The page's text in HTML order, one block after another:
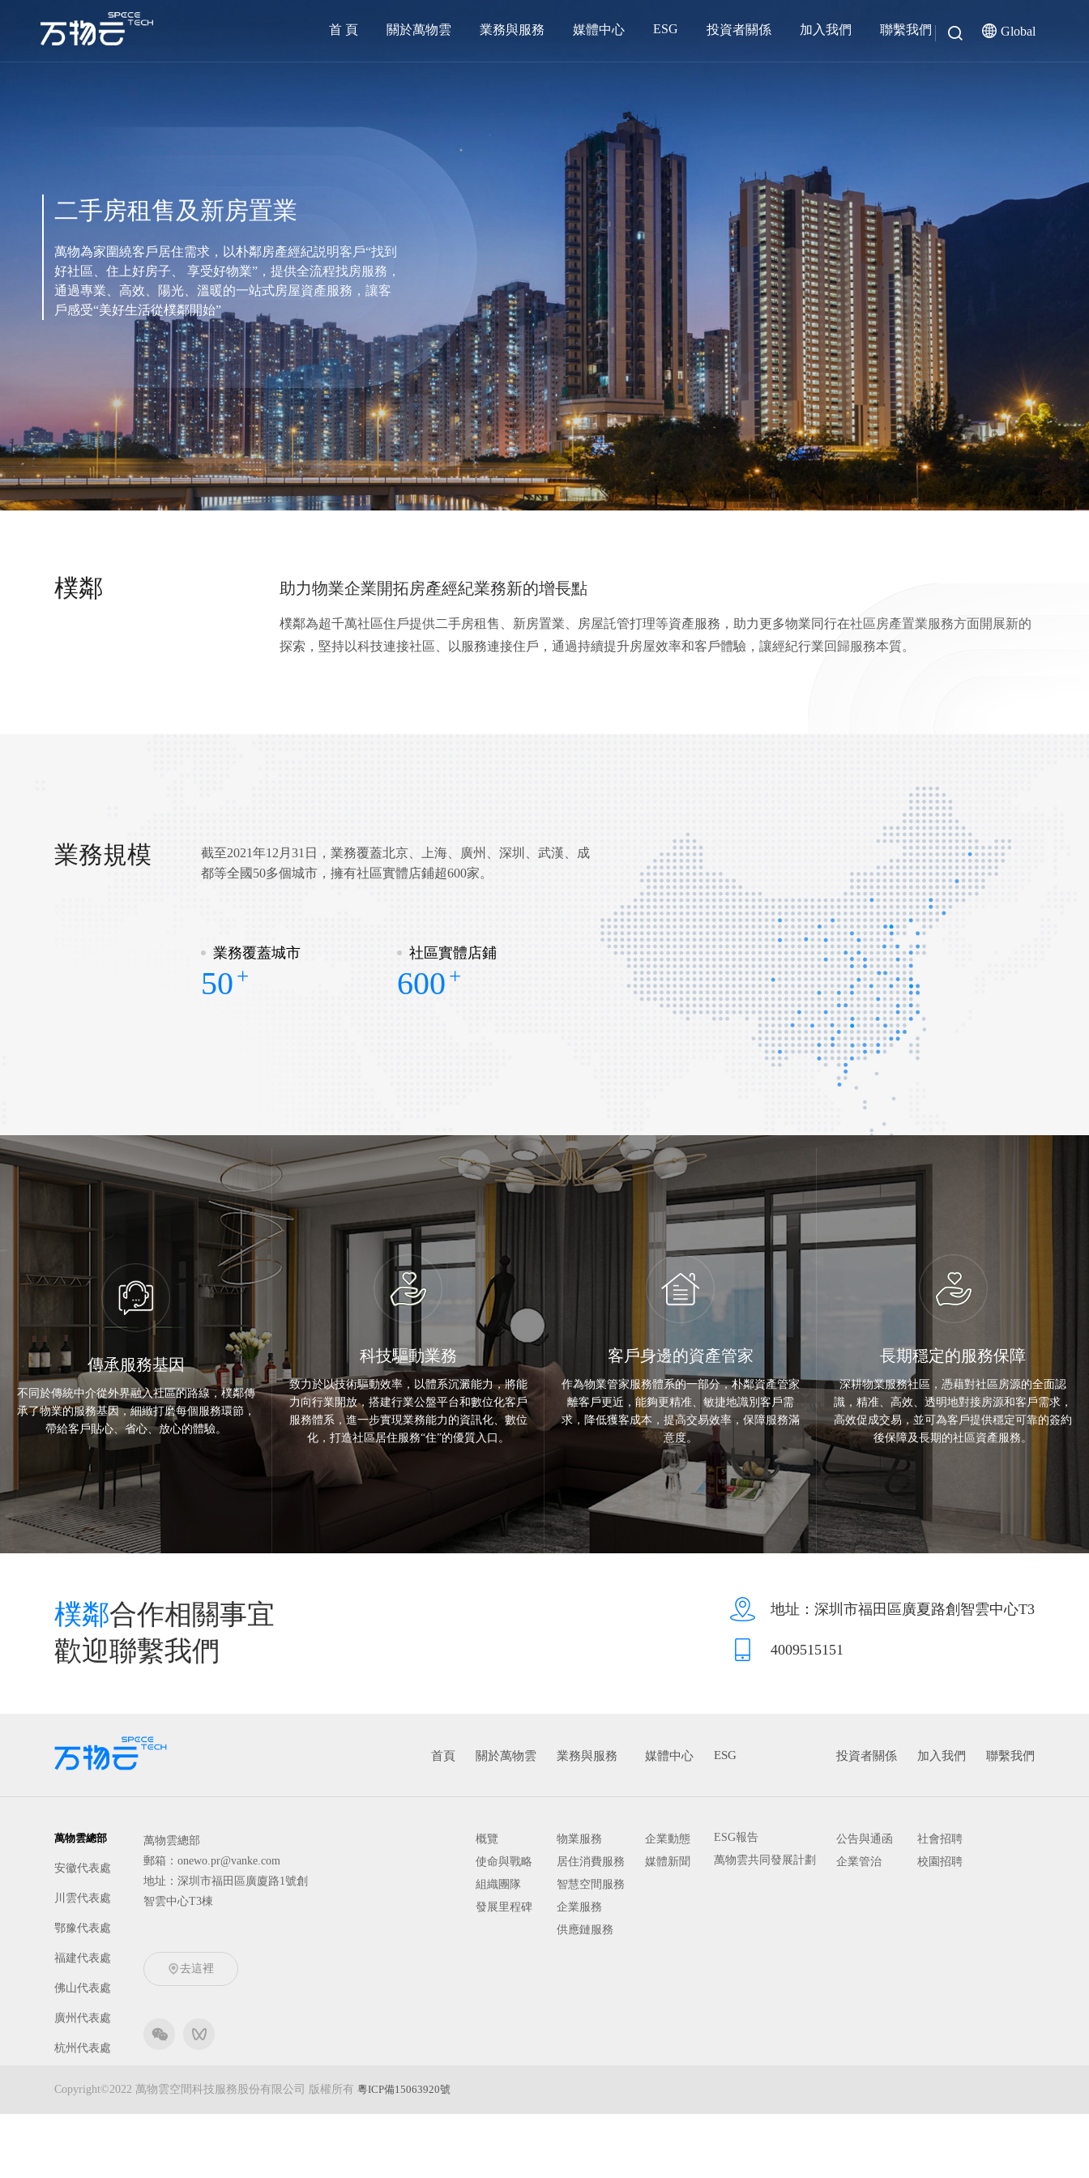
首 頁 關於萬物雲 業務與服務 媒體中心 ESG 投資者關係 加入我們 聯繫我們 Global
二手房租售及新房置業
萬物為家圍繞客戶居住需求，以朴鄰房產經紀説明客戶“找到
好社區、住上好房子、 享受好物業”，提供全流程找房服務，
通過專業、高效、陽光、溫暖的一站式房屋資產服務，讓客
戶感受“美好生活從樸鄰開始”
樸鄰 助力物業企業開拓房產經紀業務新的增長點
樸鄰為超千萬社區住戶提供二手房租售、新房置業、房屋託管打理等資產服務，助力更多物業同行在社區房產置業服務方面開展新的
探索，堅持以科技連接社區、以服務連接住戶，通過持續提升房屋效率和客戶體驗，讓經紀行業回歸服務本質。
業務規模
截至2021年12月31日，業務覆蓋北京、上海、廣州、深圳、武漢、成
都等全國50多個城市，擁有社區實體店鋪超600家。
業務覆蓋城市
50 +
社區實體店鋪
600 +
>
傳承服務基因
不同於傳統中介從外界融入社區的路線，樸鄰傳
承了物業的服務基因，細緻打磨每個服務環節，
帶給客戶貼心、省心、放心的體驗。
科技驅動業務
致力於以技術驅動效率，以體系沉澱能力，將能
力向行業開放，搭建行業公盤平台和數位化客戶
服務體系，進一步實現業務能力的資訊化、數位
化，打造社區居住服務“住”的優質入口。
客戶身邊的資產管家
作為物業管家服務體系的一部分，朴鄰資產管家
離客戶更近，能夠更精准、敏捷地識別客戶需
求，降低獲客成本，提高交易效率，保障服務滿
意度。
長期穩定的服務保障
深耕物業服務社區，憑藉對社區房源的全面認
識，精准、高效、透明地對接房源和客戶需求，
高效促成交易，並可為客戶提供穩定可靠的簽約
後保障及長期的社區資產服務。
樸鄰合作相關事宜
歡迎聯繫我們
地址：深圳市福田區廣夏路創智雲中心T3
4009515151
萬物雲總部
安徽代表處
川雲代表處
鄂豫代表處
福建代表處
佛山代表處
廣州代表處
杭州代表處
萬物雲總部
郵箱：onewo.pr@vanke.com
地址：深圳市福田區廣廈路1號創
智雲中心T3棟
去這裡
首頁 關於萬物雲
概覽
使命與戰略
組織團隊
發展里程碑
業務與服務
物業服務
居住消費服務
智慧空間服務
企業服務
供應鏈服務
媒體中心
企業動態
媒體新聞
ESG
ESG報告
萬物雲共同發展計劃
投資者關係
公告與通函
企業管治
加入我們
社會招聘
校園招聘
聯繫我們
Copyright©2022 萬物雲空間科技服務股份有限公司 版權所有粵ICP備15063920號